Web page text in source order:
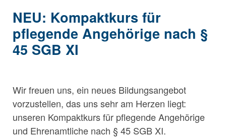
NEU: Kompaktkurs für
pflegende Angehörige nach §
45 SGB XI
Wir freuen uns, ein neues Bildungsangebot
vorzustellen, das uns sehr am Herzen liegt:
unseren Kompaktkurs für pflegende Angehörige
und Ehrenamtliche nach § 45 SGB XI.